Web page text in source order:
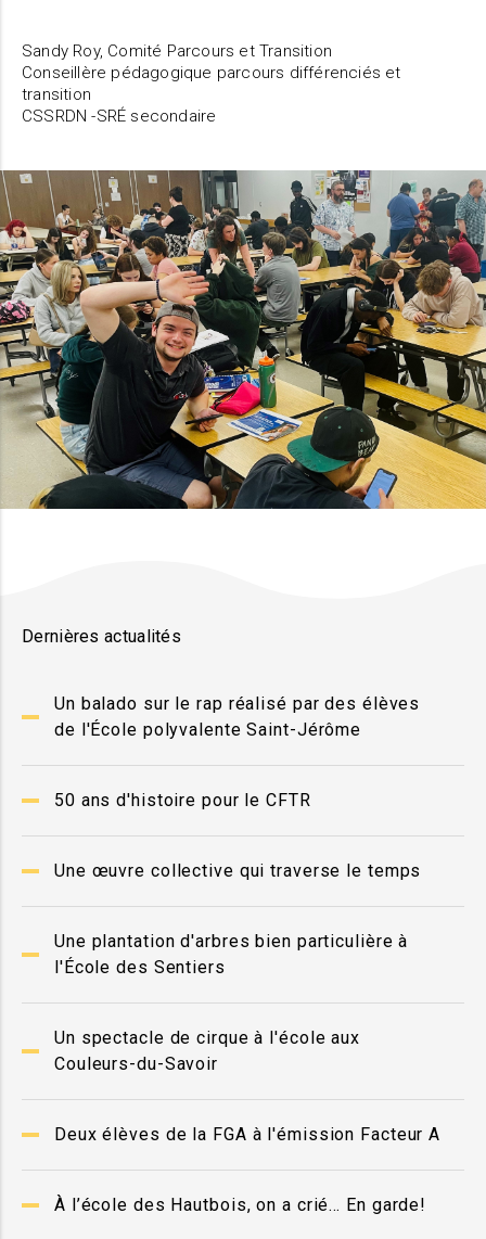
Dernières actualités
Un balado sur le rap réalisé par des élèves
de l'École polyvalente Saint-Jérôme
50 ans d'histoire pour le CFTR
Une œuvre collective qui traverse le temps
Une plantation d'arbres bien particulière à
l'École des Sentiers
Un spectacle de cirque à l'école aux
Couleurs-du-Savoir
Deux élèves de la FGA à l'émission Facteur A
À l’école des Hautbois, on a crié… En garde!
Sandy Roy, Comité Parcours et Transition
Conseillère pédagogique parcours différenciés et
transition
CSSRDN -SRÉ secondaire